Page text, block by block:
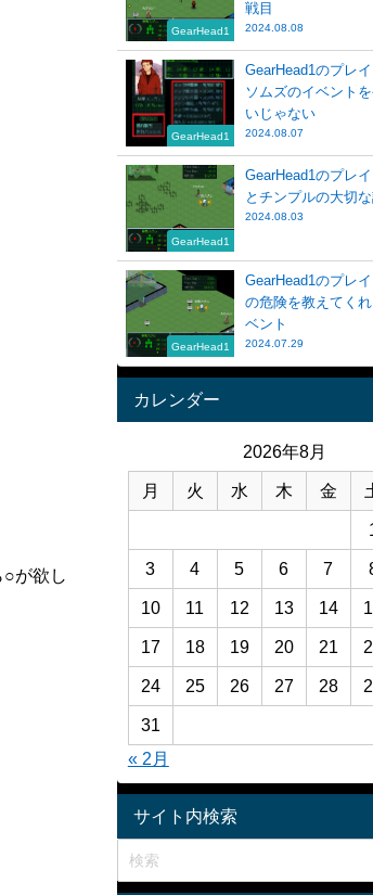
が欲し
GearHead1
戦目
2024.08.08
GearHead1
GearHead1のプレ
ソムズのイベント
いじゃない
2024.08.07
GearHead1
GearHead1のプレ
とチンプルの大切
2024.08.03
GearHead1
GearHead1のプレ
の危険を教えてく
ベント
2024.07.29
カレンダー
2026年8月
月 火 水 木 金
3 4 5 6 7
10 11 12 13 14
17 18 19 20 21
24 25 26 27 28
31
« 2月
サイト内検索